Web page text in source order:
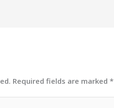
Required fields are marked*